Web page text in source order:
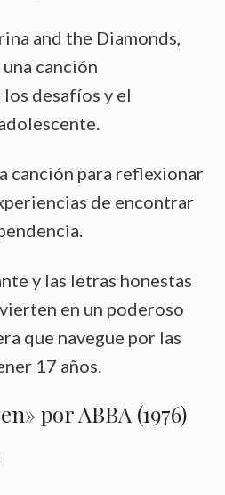
and the Diamonds,
canción
desafíos y el
canción para reflexionar
de encontrar
y las letras honestas
en un poderoso
que navegue por las
17 años.
por ABBA (1976)